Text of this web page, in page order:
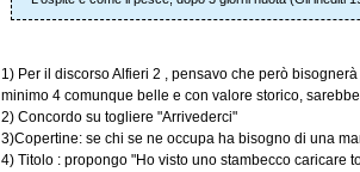
1) Per il discorso Alfieri 2 , pensavo che però
minimo 4 comunque belle e con valore storico,
2) Concordo su togliere "Arrivederci"
3)Copertine: se chi se ne occupa ha bisogno di una
4) Titolo : propongo "Ho visto uno stambecco caricare